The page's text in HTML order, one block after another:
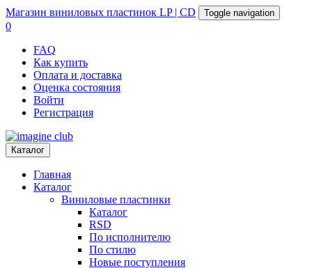
Магазин виниловых пластинок LP | CD Toggle navigation
0
FAQ
Как купить
Оплата и доставка
Оценка состояния
Войти
Регистрация
Каталог
Главная
Каталог
Виниловые пластинки
Каталог
RSD
По исполнителю
По стилю
Новые поступления